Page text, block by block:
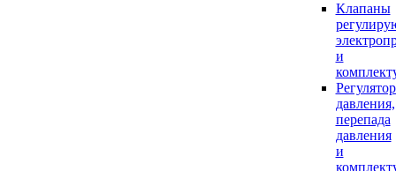
Клапаны
и
давления,
перепада
давления
и